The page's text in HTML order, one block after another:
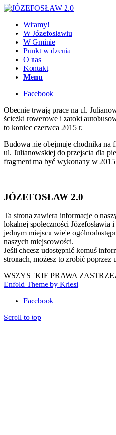
Witamy!
W Józefosławiu
W Gminie
Punkt widzenia
O nas
Kontakt
Menu
Facebook
Obecnie trwają prace na ul.
ścieżki rowerowe i zatoki
to koniec czerwca 2015 r.
Budowa nie obejmuje chodnika na
ul. Julianowskiej do przejscia dla
fragment ma być wykonany w
JÓZEFOSŁAW 2.0
Ta strona zawiera informacje o
lokalnej społeczności
jednym miejscu wiele
naszych miejscowości.
Jeśli chcesz udostępnić komuś
stronach, możesz to zrobić poprzez
WSZYSTKIE PRAWA
Enfold Theme by Kriesi
Facebook
Scroll to top